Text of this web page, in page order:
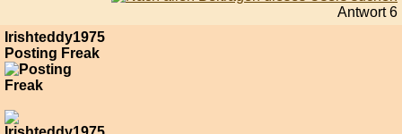
Antwort 6
Irishteddy1975
Posting Freak